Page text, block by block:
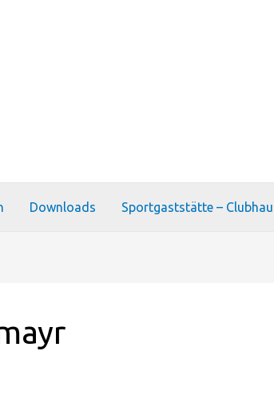
Downloads Sportgaststätte –